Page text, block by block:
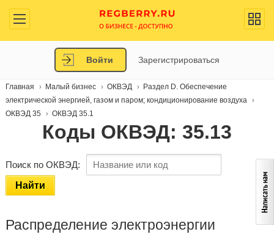
Войти Зарегистрироваться
Главная Малый бизнес ОКВЭД
Раздел D. Обеспечение
электрической энергией, газом и паром; кондиционирование воздуха
ОКВЭД 35
ОКВЭД 35.1
Коды ОКВЭД: 35.13
Поиск по ОКВЭД:
Найти
Распределение электроэнергии